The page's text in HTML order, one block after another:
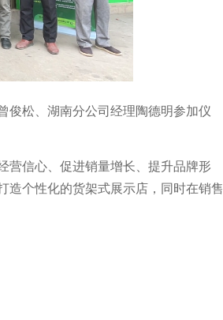
俊松、湖南分公司经理陶德明参加仪
营信心、促进销量增长、提升品牌形
造个性化的货架式展示店，同时在销售